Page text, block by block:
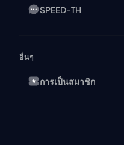
SPEED-TH
อื่นๆ
การเป็นสมาชิก